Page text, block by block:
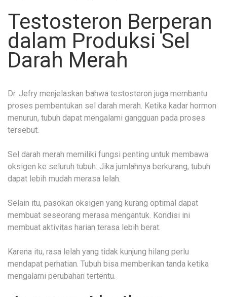
Testosteron Berperan
dalam Produksi Sel
Darah Merah
Dr. Jefry menjelaskan bahwa testosteron juga membantu
proses pembentukan sel darah merah. Ketika kadar hormon
menurun, tubuh dapat mengalami gangguan pada proses
tersebut.
Sel darah merah memiliki fungsi penting untuk membawa
oksigen ke seluruh tubuh. Jika jumlahnya berkurang, tubuh
dapat lebih mudah merasa lelah.
Selain itu, pasokan oksigen yang kurang optimal dapat
membuat seseorang merasa mengantuk. Kondisi ini
membuat aktivitas harian terasa lebih berat.
Karena itu, rasa lelah yang tidak kunjung hilang perlu
mendapat perhatian. Tubuh bisa memberikan tanda ketika
mengalami perubahan tertentu.